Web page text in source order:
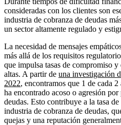
consideradas con los clientes son
industria de cobranza de deudas
un sector altamente regulado y
La necesidad de mensajes
más allá de los requisitos
que impulsa tasas de compromiso
altas. A partir de una investigación
2022, encontramos que 1 de cada
ha encontrado acoso o agresión por
deudas. Esto contribuye a la tasa
industria de cobranza de deudas,
quejas y una reputación